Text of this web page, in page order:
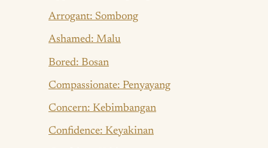
Arrogant: Sombong
Ashamed: Malu
Bored: Bosan
Compassionate: Penyayang
Concern: Kebimbangan
Confidence: Keyakinan